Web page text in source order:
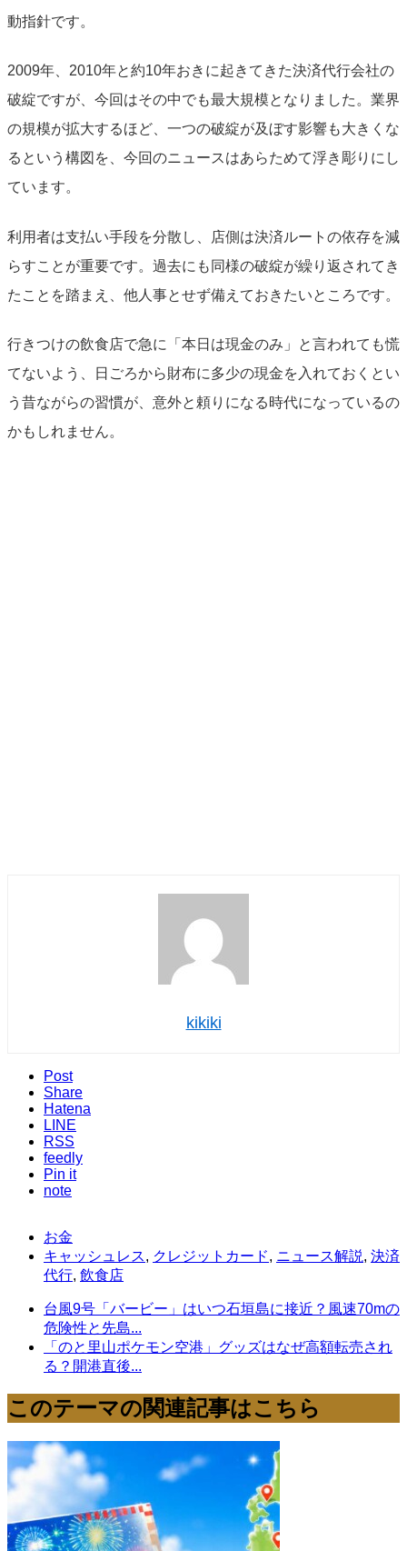
動指針です。
2009年、2010年と約10年おきに起きてきた決済代行会社の
破綻ですが、今回はその中でも最大規模となりました。業界
の規模が拡大するほど、一つの破綻が及ぼす影響も大きくな
るという構図を、今回のニュースはあらためて浮き彫りにし
ています。
利用者は支払い手段を分散し、店側は決済ルートの依存を減
らすことが重要です。過去にも同様の破綻が繰り返されてき
たことを踏まえ、他人事とせず備えておきたいところです。
行きつけの飲食店で急に「本日は現金のみ」と言われても慌
てないよう、日ごろから財布に多少の現金を入れておくとい
う昔ながらの習慣が、意外と頼りになる時代になっているの
かもしれません。
kikiki
Post
Share
Hatena
LINE
RSS
feedly
Pin it
note
お金
キャッシュレス, クレジットカード, ニュース解説, 決済
代行, 飲食店
台風9号「バービー」はいつ石垣島に接近？風速70mの
危険性と先島...
「のと里山ポケモン空港」グッズはなぜ高額転売され
る？開港直後...
このテーマの関連記事はこちら